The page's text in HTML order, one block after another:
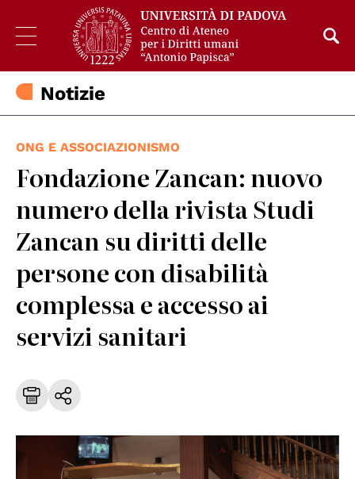
Notizie
ONG E ASSOCIAZIONISMO
Fondazione Zancan: nuovo
numero della rivista Studi
Zancan su diritti delle
persone con disabilità
complessa e accesso ai
servizi sanitari